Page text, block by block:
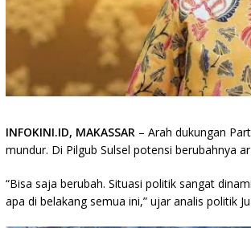
INFOKINI.ID, MAKASSAR – Arah dukungan
mundur. Di Pilgub Sulsel potensi berubahnya
“Bisa saja berubah. Situasi politik sangat
apa di belakang semua ini,” ujar analis politik